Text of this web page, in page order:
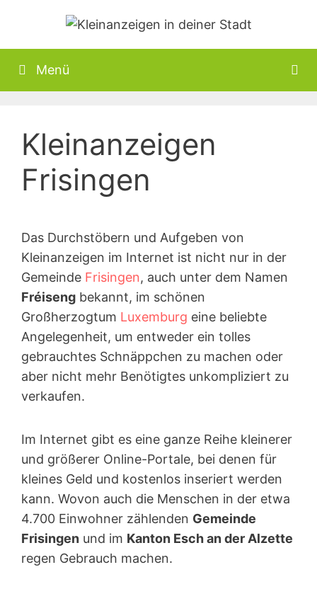
springen
Menü
Kleinanzeigen
Frisingen
Das Durchstöbern und Aufgeben von
Kleinanzeigen im Internet ist nicht nur in der
Gemeinde Frisingen, auch unter dem Namen
Fréiseng bekannt, im schönen
Großherzogtum Luxemburg eine beliebte
Angelegenheit, um entweder ein tolles
gebrauchtes Schnäppchen zu machen oder
aber nicht mehr Benötigtes unkompliziert zu
verkaufen.
Im Internet gibt es eine ganze Reihe kleinerer
und größerer Online-Portale, bei denen für
kleines Geld und kostenlos inseriert werden
kann. Wovon auch die Menschen in der etwa
4.700 Einwohner zählenden Gemeinde
Frisingen und im Kanton Esch an der Alzette
regen Gebrauch machen.